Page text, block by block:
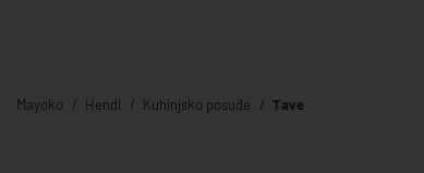
Mayoko Hendi Kuhinjsko posuđe Tave